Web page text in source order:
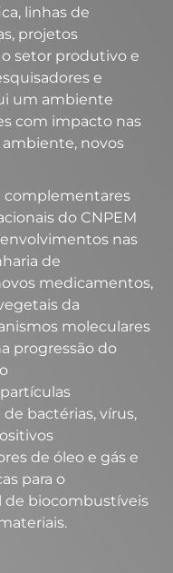
linhas de
projetos
setor produtivo e
e
um ambiente
com impacto nas
ambiente, novos
complementares
do CNPEM
nas
de
medicamentos,
da
moleculares
progressão do
bactérias, vírus,
de óleo e gás e
para o
biocombustíveis